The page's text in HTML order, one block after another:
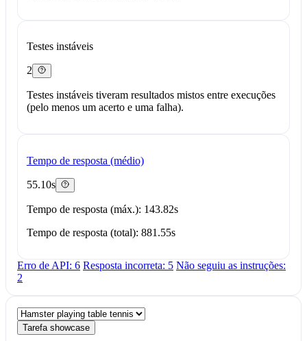
Testes instáveis
2
Testes instáveis tiveram resultados mistos entre execuções
(pelo menos um acerto e uma falha).
Tempo de resposta (médio)
55.10s
Tempo de resposta (máx.): 143.82s
Tempo de resposta (total): 881.55s
Erro de API: 6 Resposta incorreta: 5 Não seguiu as instruções:
2
Tarefa showcase